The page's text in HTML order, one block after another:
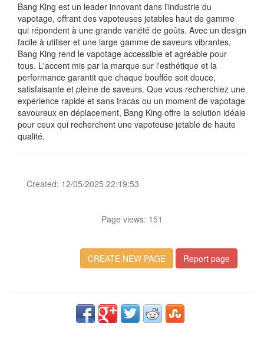
Bang King est un leader innovant dans l'industrie du
vapotage, offrant des vapoteuses jetables haut de gamme
qui répondent à une grande variété de goûts. Avec un design
facile à utiliser et une large gamme de saveurs vibrantes,
Bang King rend le vapotage accessible et agréable pour
tous. L'accent mis par la marque sur l'esthétique et la
performance garantit que chaque bouffée soit douce,
satisfaisante et pleine de saveurs. Que vous recherchiez une
expérience rapide et sans tracas ou un moment de vapotage
savoureux en déplacement, Bang King offre la solution idéale
pour ceux qui recherchent une vapoteuse jetable de haute
qualité.
Created: 12/05/2025 22:19:53
Page views: 151
CREATE NEW PAGE Report page